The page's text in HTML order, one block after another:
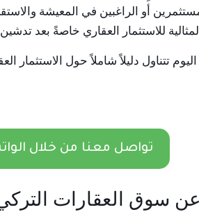
أو الراغبين في المعيشة
للاستثمار العقاري خاصةً بعد
تتناول دليلاً شاملاً حول الاستثمار
تواصل معنا من خلال
عن سوق العقارات